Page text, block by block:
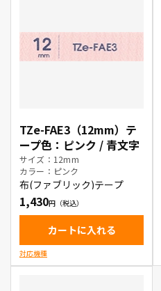
TZe-FAE3（12mm）テ
ープ色：ピンク / 青文字
サイズ：12mm
カラー：ピンク
布(ファブリック)テープ
1,430
カートに入れる
対応機種